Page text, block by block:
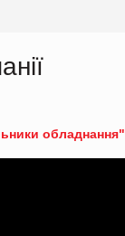
обладнання"